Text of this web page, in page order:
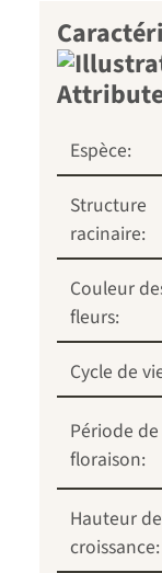
Espèce:
Structure
racinaire:
Couleur
fleurs:
Cycle de
Période de
floraison:
Hauteur de
croissance: